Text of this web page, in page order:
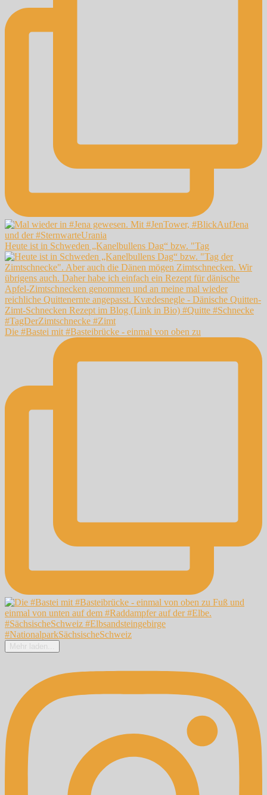
Heute ist in Schweden „Kanelbullens Dag“ bzw. "Tag
Die #Bastei mit #Basteibrücke - einmal von oben zu
Mehr laden...